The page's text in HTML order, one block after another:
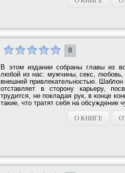
0
В этом издании собраны главы из
любой из нас: мужчины, секс, любовь,
внешней привлекательностью.
отставляет в сторону карьеру,
трудится, не покладая рук, в конце
такие, что тратят себя на обсуждение
О КНИГЕ